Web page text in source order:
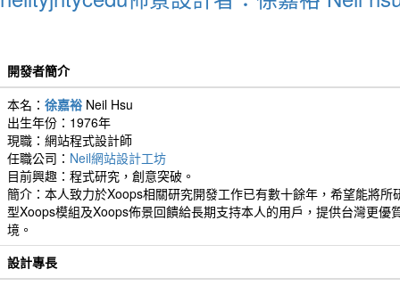
開發者簡介
本名： 徐嘉裕 Neil Hsu
出生年份：1976年
現職：網站程式設計師
任職公司： Neil網站設計工坊
目前興趣：程式研究，創意突破。
簡介：本人致力於Xoops相關研究開發工作已有數十餘年，希望能將所
型Xoops模組及Xoops佈景回饋給長期支持本人的用戶，提供台灣更優
境。
設計專長